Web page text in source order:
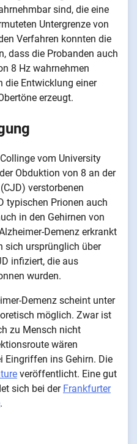
sind, die eine
Untergrenze von
Verfahren konnten die
dass die Probanden auch
8 Hz wahrnehmen
die Entwicklung einer
erzeugt.
vom University
Obduktion von 8 an der
verstorbenen
typischen Prionen auch
in den Gehirnen von
Demenz erkrankt
sich ursprünglich über
infiziert, die aus
wurden.
Demenz scheint unter
möglich. Zwar ist
zu Mensch nicht
wären
Eingriffen ins Gehirn. Die
veröffentlicht. Eine gut
sich bei der Frankfurter
.